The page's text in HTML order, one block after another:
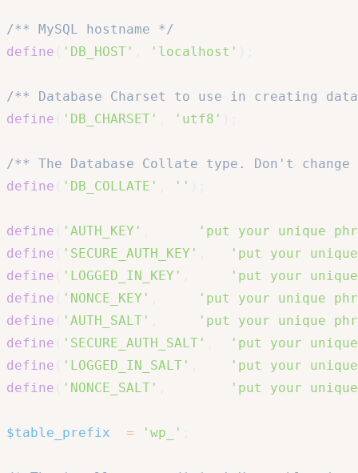
/** MySQL hostname */
define
'DB_HOST' 'localhost'
/** Database Charset to use in creating
define
'DB_CHARSET' 'utf8'
/** The Database Collate type. Don't
define
'DB_COLLATE' ''
define 'AUTH_KEY'
'put your unique
define
'SECURE_AUTH_KEY'
'put your
define
'LOGGED_IN_KEY'
'put your
define
'NONCE_KEY'
'put your unique
define
'AUTH_SALT'
'put your unique
define
'SECURE_AUTH_SALT'
'put your
define
'LOGGED_IN_SALT'
'put your
define
'NONCE_SALT' 'put your
$table_prefix = 'wp_'